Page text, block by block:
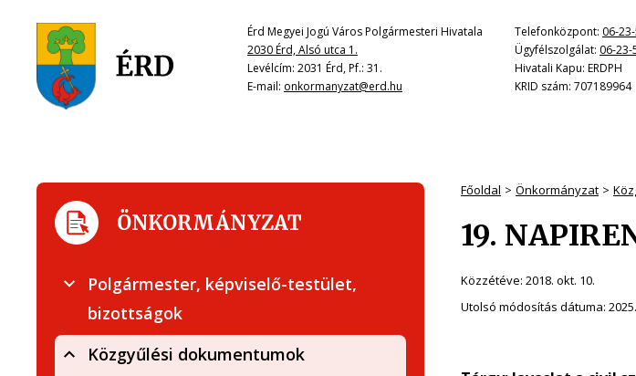
Érd Megyei Jogú Város Polgármesteri Hivatala
2030 Érd, Alsó utca 1.
Levélcím: 2031 Érd, Pf.: 31.
E-mail: onkormanyzat@erd.hu
Telefonközpont: 06-
Ügyfélszolgálat: 06-23-
Hivatali Kapu: ERDPH
KRID szám: 707189964
Főoldal Önkormányzat
19.
Közzétéve: 2018. okt. 10.
Utolsó módosítás dátuma:
ÖNKORMÁNYZAT
Polgármester, képviselő-testület,
bizottságok
Közgyűlési dokumentumok